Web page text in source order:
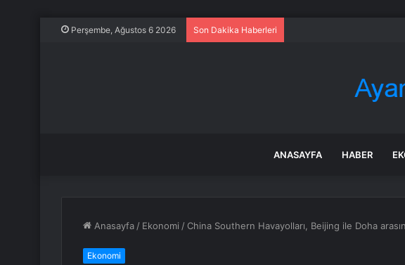
Perşembe, Ağustos 6 2026 Son Dakika Haberleri
ANASAYFA HABER
Anasayfa / Ekonomi / China Southern Havayolları, Beijing ile Doha
Ekonomi